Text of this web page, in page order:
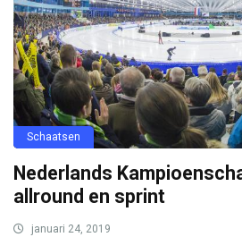
Schaatsen
Nederlands
allround en sprint
januari 24, 2019